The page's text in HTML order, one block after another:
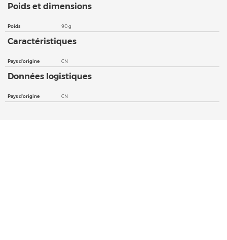
Poids et dimensions
Poids 90 g
Caractéristiques
Pays d'origine CN
Données logistiques
Pays d'origine CN